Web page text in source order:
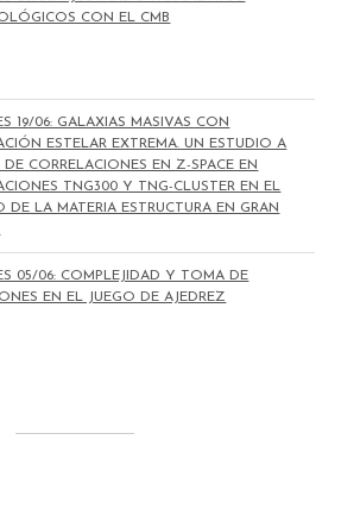
CON EL CMB
19/06: GALAXIAS MASIVAS CON
ESTELAR EXTREMA. UN ESTUDIO A
DE CORRELACIONES EN Z-SPACE EN
TNG300 Y TNG-CLUSTER EN EL
DE LA MATERIA ESTRUCTURA EN GRAN
05/06: COMPLEJIDAD Y TOMA DE
EN EL JUEGO DE AJEDREZ